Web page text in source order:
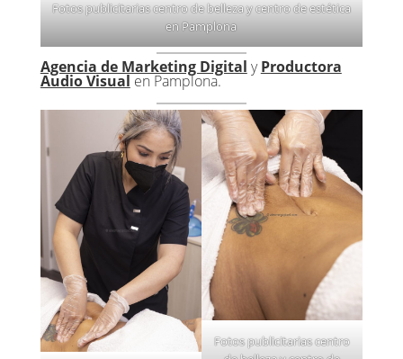
Fotos publicitarias centro de belleza y centro de estética
en Pamplona
Agencia de Marketing Digital yProductora
Audio Visual en Pamplona.
Fotos publicitarias centro